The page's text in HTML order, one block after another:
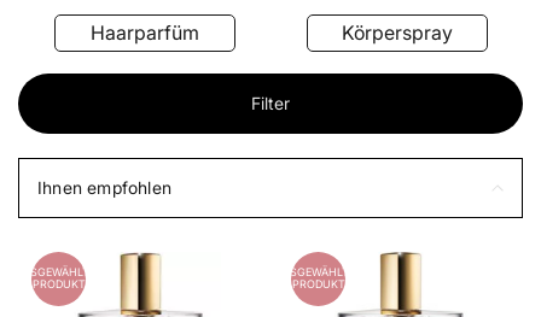
Haarparfüm Körperspray
Filter
Ihnen empfohlen
AUSGEWÄHLTES
PRODUKT
AUSGEWÄHLTES
PRODUKT